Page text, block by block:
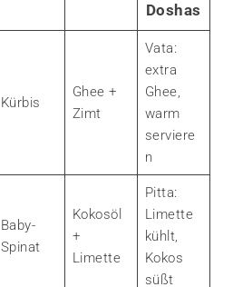
Doshas
Kürbis
Ghee +
Zimt
Vata:
extra
Ghee,
warm
serviere
n
Baby-
Spinat
Kokosöl
+
Limette
Pitta:
Limette
kühlt,
Kokos
süßt